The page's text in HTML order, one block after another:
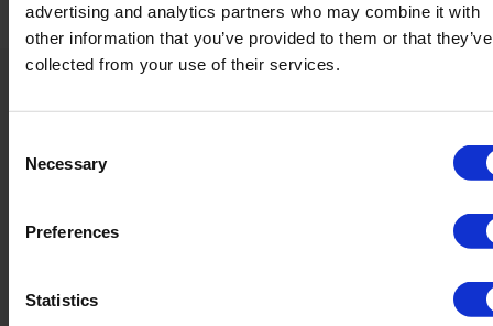
advertising and analytics partners who may combine it with
other information that you’ve provided to them or that they’ve
collected from your use of their services.
Selection
Necessary
Preferences
Statistics
Hvad siger mine klienter